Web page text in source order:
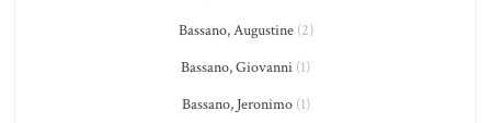
Bassano, Augustine(2)
Bassano, Giovanni (1)
Bassano, Jeronimo(1)